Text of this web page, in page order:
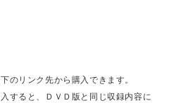
のリンク先から購入できます。
すると、ＤＶＤ版と同じ収録内容に